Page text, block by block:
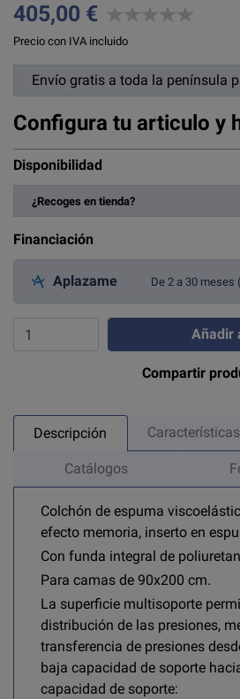
405,00 €
Precio con IVA incluido
Envío gratis a toda la península
Configura tu articulo y
Disponibilidad
¿Recoges en tienda?
Financiación
Aplazame De 2 a 30 meses
Compartir
Descripción Características
Catálogos
Colchón de espuma
efecto memoria, inserto en
Con funda integral de
Para camas de 90x200 cm.
La superficie multisoporte
distribución de las presiones,
transferencia de presiones
baja capacidad de soporte
capacidad de soporte: